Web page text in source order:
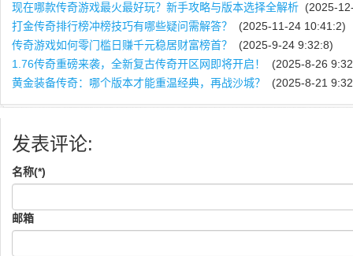
现在哪款传奇游戏最火最好玩？新手攻略与版本选择全解析 (2025-
打金传奇排行榜冲榜技巧有哪些疑问需解答？
(2025-11-24 10:41:2)
传奇游戏如何零门槛日赚千元稳居财富榜首？
(2025-9-24 9:32:8)
1.76传奇重磅来袭，全新复古传奇开区网即将开启！
(2025-8-26
黄金装备传奇：哪个版本才能重温经典，再战沙城？
(2025-8-21
发表评论:
名称(*)
邮箱